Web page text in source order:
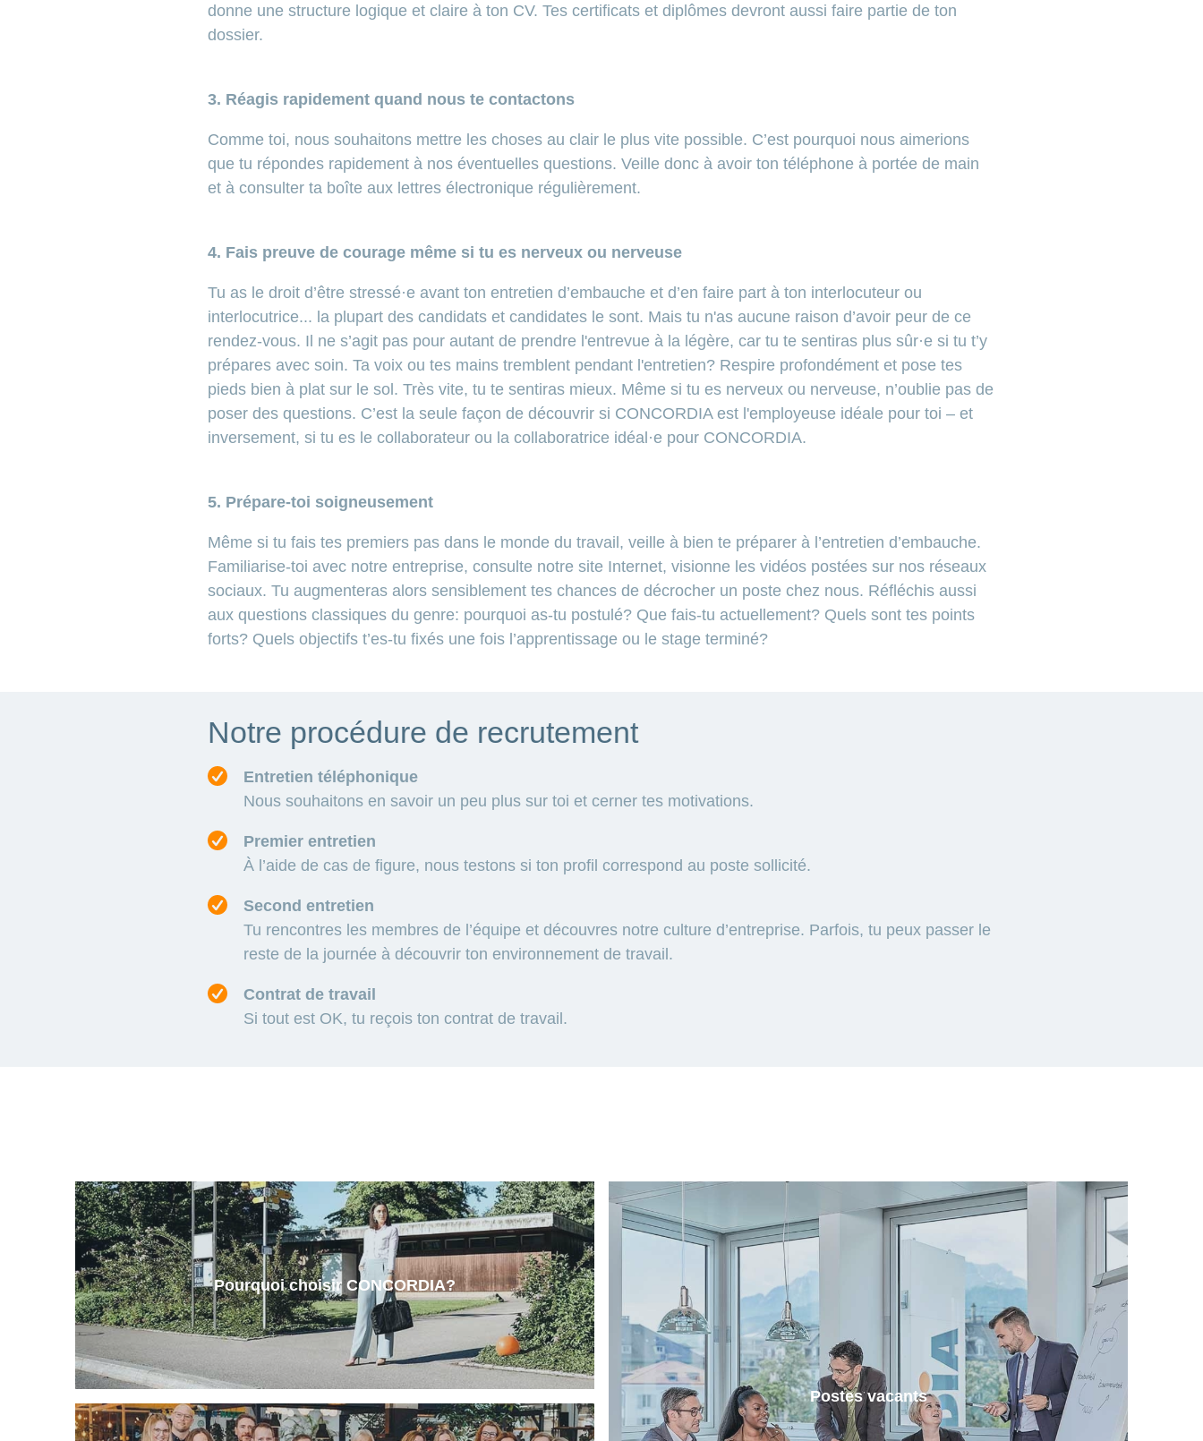
donne une structure logique et claire à ton CV. Tes certificats et diplômes devront aussi faire partie de ton
dossier.
3. Réagis rapidement quand nous te contactons
Comme toi, nous souhaitons mettre les choses au clair le plus vite possible. C’est pourquoi nous aimerions
que tu répondes rapidement à nos éventuelles questions. Veille donc à avoir ton téléphone à portée de main
et à consulter ta boîte aux lettres électronique régulièrement.
4. Fais preuve de courage même si tu es nerveux ou nerveuse
Tu as le droit d’être stressé·e avant ton entretien d’embauche et d’en faire part à ton interlocuteur ou
interlocutrice... la plupart des candidats et candidates le sont. Mais tu n'as aucune raison d’avoir peur de ce
rendez-vous. Il ne s’agit pas pour autant de prendre l'entrevue à la légère, car tu te sentiras plus sûr·e si tu t’y
prépares avec soin. Ta voix ou tes mains tremblent pendant l'entretien? Respire profondément et pose tes
pieds bien à plat sur le sol. Très vite, tu te sentiras mieux. Même si tu es nerveux ou nerveuse, n’oublie pas de
poser des questions. C’est la seule façon de découvrir si CONCORDIA est l'employeuse idéale pour toi – et
inversement, si tu es le collaborateur ou la collaboratrice idéal·e pour CONCORDIA.
5. Prépare-toi soigneusement
Même si tu fais tes premiers pas dans le monde du travail, veille à bien te préparer à l’entretien d’embauche.
Familiarise-toi avec notre entreprise, consulte notre site Internet, visionne les vidéos postées sur nos réseaux
sociaux. Tu augmenteras alors sensiblement tes chances de décrocher un poste chez nous. Réfléchis aussi
aux questions classiques du genre: pourquoi as-tu postulé? Que fais-tu actuellement? Quels sont tes points
forts? Quels objectifs t’es-tu fixés une fois l’apprentissage ou le stage terminé?
Notre procédure de recrutement
Entretien téléphonique
Nous souhaitons en savoir un peu plus sur toi et cerner tes motivations.
Premier entretien
À l’aide de cas de figure, nous testons si ton profil correspond au poste sollicité.
Second entretien
Tu rencontres les membres de l’équipe et découvres notre culture d’entreprise. Parfois, tu peux passer le
reste de la journée à découvrir ton environnement de travail.
Contrat de travail
Si tout est OK, tu reçois ton contrat de travail.
Pourquoi choisir CONCORDIA?
Postes vacants